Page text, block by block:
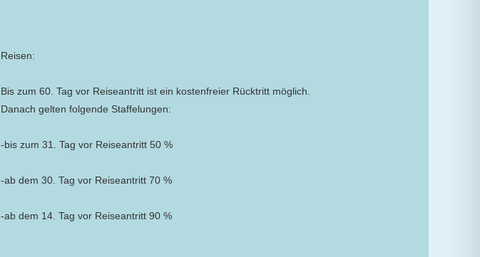
Reisen:
Bis zum 60. Tag vor Reiseantritt ist ein kostenfreier Rücktritt möglich.
Danach gelten folgende Staffelungen:
-bis zum 31. Tag vor Reiseantritt 50 %
-ab dem 30. Tag vor Reiseantritt 70 %
-ab dem 14. Tag vor Reiseantritt 90 %